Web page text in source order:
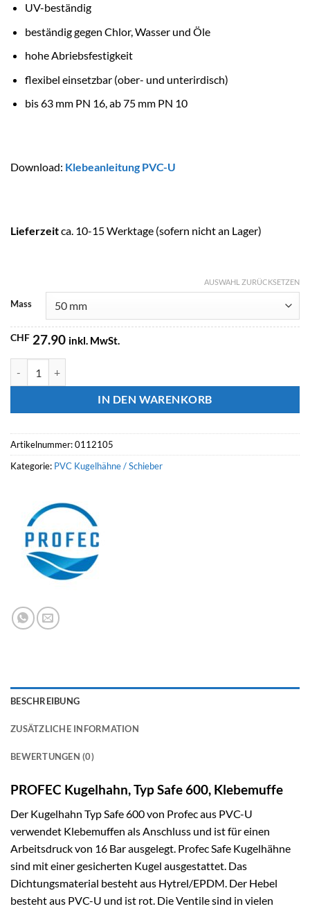
UV-beständig
beständig gegen Chlor, Wasser und Öle
hohe Abriebsfestigkeit
flexibel einsetzbar (ober- und unterirdisch)
bis 63 mm PN 16, ab 75 mm PN 10
Download: Klebeanleitung PVC-U
Lieferzeitca. 10-15 Werktage (sofern nicht an Lager)
Mass
AUSWAHL ZURÜCKSETZEN
CHF 27.90 inkl. MwSt.
IN DEN WARENKORB
Artikelnummer:0112105
Kategorie: PVC Kugelhähne / Schieber
BESCHREIBUNG
ZUSÄTZLICHE INFORMATION
BEWERTUNGEN (0)
PROFEC Kugelhahn, Typ Safe 600, Klebemuffe
Der Kugelhahn Typ Safe 600 von Profec aus PVC-U
verwendet Klebemuffen als Anschluss und ist für einen
Arbeitsdruck von 16 Bar ausgelegt. Profec Safe Kugelhähne
sind mit einer gesicherten Kugel ausgestattet. Das
Dichtungsmaterial besteht aus Hytrel/EPDM. Der Hebel
besteht aus PVC-U und ist rot. Die Ventile sind in vielen